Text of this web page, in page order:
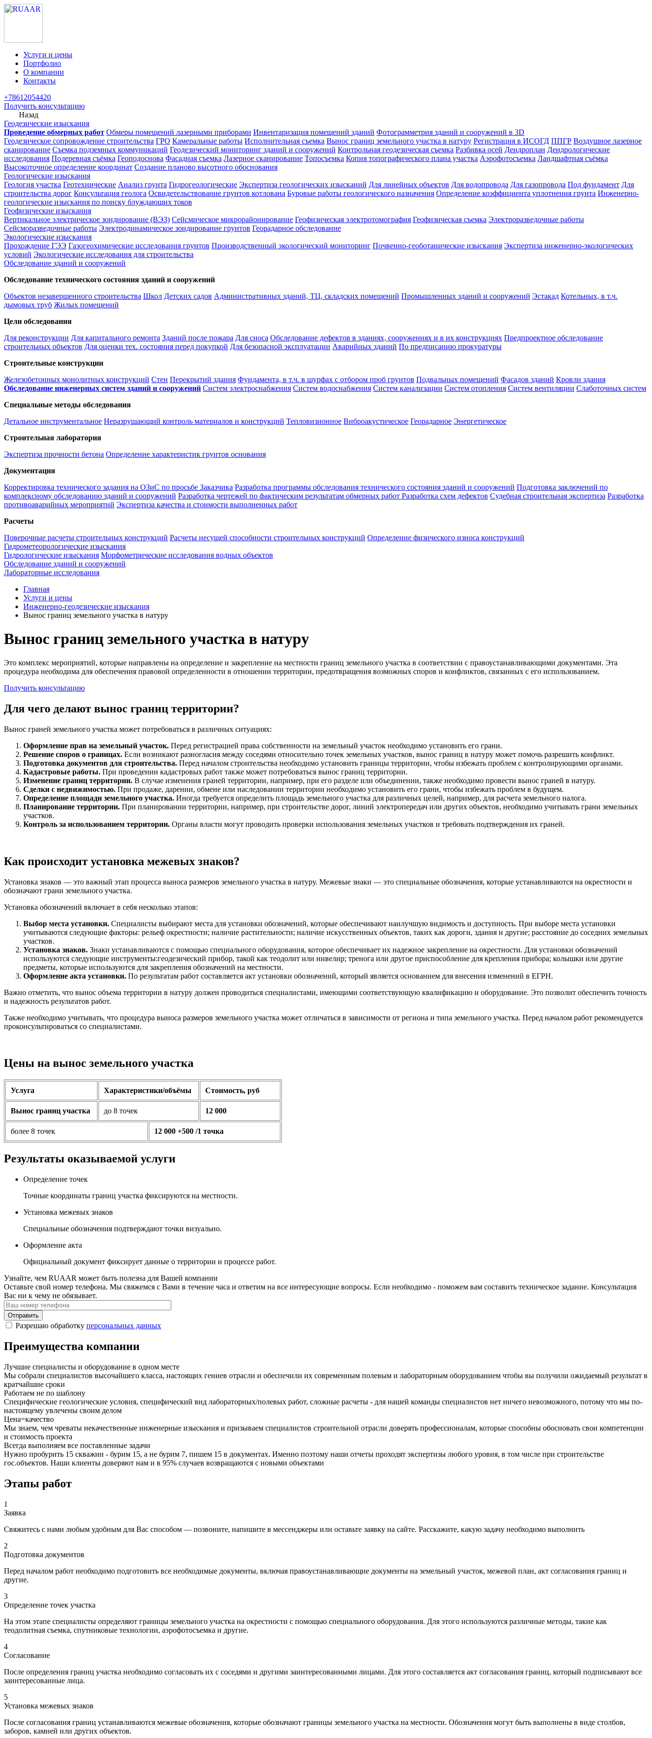
Услуги и цены
Портфолио
О компании
Контакты
+78612054420
Получить консультацию
Назад
Геодезические изыскания
Проведение обмерных работ Обмеры помещений лазерными приборами Инвентаризация помещений зданий Фотограмметрия зданий и сооружений в 3D
Геодезическое сопровождение строительства ГРО Камеральные работы Исполнительная съемка Вынос границ земельного участка в натуру Регистрация в ИСОГД ППГР Воздушное лазерное
сканирование Съемка подземных коммуникаций Геодезический мониторинг зданий и сооружений Контрольная геодезическая съемка Разбивка осей Дендроплан Дендрологические
исследования Подеревная съёмка Геоподоснова Фасадная съемка Лазерное сканирование Топосъемка Копия топографического плана участка Аэрофотосъемка Ландшафтная съёмка
Высокоточное определение координат Создание планово высотного обоснования
Геологические изыскания
Геология участка Геотехнические Анализ грунта Гидрогеологические Экспертиза геологических изысканий Для линейных объектов Для водопровода Для газопровода Под фундамент Для
строительства дорог Консультация геолога Освидетельствование грунтов котлована Буровые работы геологического назначения Определение коэффициента уплотнения грунта Инженерно-
геологические изыскания по поиску блуждающих токов
Геофизические изыскания
Вертикальное электрическое зондирование (ВЭЗ) Сейсмическое микрорайонирование Геофизическая электротомография Геофизическая съемка Электроразведочные работы
Сейсморазведочные работы Электродинамическое зондирование грунтов Георадарное обследование
Экологические изыскания
Прохождение ГЭЭ Газогеохимические исследования грунтов Производственный экологический мониторинг Почвенно-геоботанические изыскания Экспертиза инженерно-экологических
условий Экологические исследования для строительства
Обследование зданий и сооружений
Обследование технического состояния зданий и сооружений
Объектов незавершенного строительства Школ Детских садов Административных зданий, ТЦ, складских помещений Промышленных зданий и сооружений Эстакад Котельных, в т.ч.
дымовых труб Жилых помещений
Цели обследования
Для реконструкции Для капитального ремонта Зданий после пожара Для сноса Обследование дефектов в зданиях, сооружениях и в их конструкциях Предпроектное обследование
строительных объектов Для оценки тех. состояния перед покупкой Для безопасной эксплуатации Аварийных зданий По предписанию прокуратуры
Строительные конструкции
Железобетонных монолитных конструкций Стен Перекрытий здания Фундамента, в т.ч. в шурфах с отбором проб грунтов Подвальных помещений Фасадов зданий Кровли здания
Обследование инженерных систем зданий и сооружений Систем электроснабжения Систем водоснабжения Систем канализации Систем отопления Систем вентиляции Слаботочных систем
Специальные методы обследования
Детальное инструментальное Неразрушающий контроль материалов и конструкций Тепловизионное Виброакустическое Георадарное Энергетическое
Строительная лаборатория
Экспертиза прочности бетона Определение характеристик грунтов основания
Документация
Корректировка технического задания на ОЗиС по просьбе Заказчика Разработка программы обследования технического состояния зданий и сооружений Подготовка заключений по
комплексному обследованию зданий и сооружений Разработка чертежей по фактическим результатам обмерных работ Разработка схем дефектов Судебная строительная экспертиза Разработка
противоаварийных мероприятий Экспертиза качества и стоимости выполненных работ
Расчеты
Поверочные расчеты строительных конструкций Расчеты несущей способности строительных конструкций Определение физического износа конструкций
Гидрометеорологические изыскания
Гидрологические изыскания Морфометрические исследования водных объектов
Обследование зданий и сооружений
Лабораторные исследования
Главная
Услуги и цены
Инженерно-геодезические изыскания
Вынос границ земельного участка в натуру
Вынос границ земельного участка в натуру
Это комплекс мероприятий, которые направлены на определение и закрепление на местности границ земельного участка в соответствии с правоустанавливающими документами. Эта
процедура необходима для обеспечения правовой определенности в отношении территории, предотвращения возможных споров и конфликтов, связанных с его использованием.
Получить консультацию
Для чего делают вынос границ территории?
Вынос граней земельного участка может потребоваться в различных ситуациях:
Оформление прав на земельный участок. Перед регистрацией права собственности на земельный участок необходимо установить его грани.
Решение споров о границах. Если возникают разногласия между соседями относительно точек земельных участков, вынос границ в натуру может помочь разрешить конфликт.
Подготовка документов для строительства. Перед началом строительства необходимо установить границы территории, чтобы избежать проблем с контролирующими органами.
Кадастровые работы. При проведении кадастровых работ также может потребоваться вынос границ территории.
Изменение границ территории. В случае изменения граней территории, например, при его разделе или объединении, также необходимо провести вынос граней в натуру.
Сделки с недвижимостью. При продаже, дарении, обмене или наследовании территории необходимо установить его грани, чтобы избежать проблем в будущем.
Определение площади земельного участка. Иногда требуется определить площадь земельного участка для различных целей, например, для расчета земельного налога.
Планирование территории. При планировании территории, например, при строительстве дорог, линий электропередач или других объектов, необходимо учитывать грани земельных
участков.
Контроль за использованием территории. Органы власти могут проводить проверки использования земельных участков и требовать подтверждения их граней.
Как происходит установка межевых знаков?
Установка знаков — это важный этап процесса выноса размеров земельного участка в натуру. Межевые знаки — это специальные обозначения, которые устанавливаются на окрестности и
обозначают грани земельного участка.
Установка обозначений включает в себя несколько этапов:
Выбор места установки. Специалисты выбирают места для установки обозначений, которые обеспечивают наилучшую видимость и доступность. При выборе места установки
учитываются следующие факторы: рельеф окрестности; наличие растительности; наличие искусственных объектов, таких как дороги, здания и другие; расстояние до соседних земельных
участков.
Установка знаков. Знаки устанавливаются с помощью специального оборудования, которое обеспечивает их надежное закрепление на окрестности. Для установки обозначений
используются следующие инструменты:геодезический прибор, такой как теодолит или нивелир; тренога или другое приспособление для крепления прибора; колышки или другие
предметы, которые используются для закрепления обозначений на местности.
Оформление акта установки. По результатам работ составляется акт установки обозначений, который является основанием для внесения изменений в ЕГРН.
Важно отметить, что вынос объема территории в натуру должен проводиться специалистами, имеющими соответствующую квалификацию и оборудование. Это позволит обеспечить точность
и надежность результатов работ.
Также необходимо учитывать, что процедура выноса размеров земельного участка может отличаться в зависимости от региона и типа земельного участка. Перед началом работ рекомендуется
проконсультироваться со специалистами.
Цены на вынос земельного участка
Услуга Характеристики/объёмы Стоимость, руб
Вынос границ участка до 8 точек 12 000
более 8 точек 12 000 +500 /1 точка
Результаты оказываемой услуги
Определение точек
Точные координаты границ участка фиксируются на местности.
Установка межевых знаков
Специальные обозначения подтверждают точки визуально.
Оформление акта
Официальный документ фиксирует данные о территории и процессе работ.
Узнайте, чем RUAAR может быть полезна для Вашей компании
Оставьте свой номер телефона. Мы свяжемся с Вами в течение часа и ответим на все интересующие вопросы. Если необходимо - поможем вам составить техническое задание. Консультация
Вас ни к чему не обязывает.
Отправить
Разрешаю обработку персональных данных
Преимущества компании
Лучшие специалисты и оборудование в одном месте
Мы собрали специалистов высочайшего класса, настоящих гениев отрасли и обеспечили их современным полевым и лабораторным оборудованием чтобы вы получили ожидаемый результат в
кратчайшие сроки
Работаем не по шаблону
Специфические геологические условия, специфический вид лабораторных/полевых работ, сложные расчеты - для нашей команды специалистов нет ничего невозможного, потому что мы по-
настоящему увлечены своим делом
Цена=качество
Мы знаем, чем чреваты некачественные инженерные изыскания и призываем специалистов строительной отрасли доверять профессионалам, которые способны обосновать свои компетенции
и стоимость проекта
Всегда выполняем все поставленные задачи
Нужно пробурить 15 скважин - бурим 15, а не бурим 7, пишем 15 в документах. Именно поэтому наши отчеты проходят экспертизы любого уровня, в том числе при строительстве
гос.объектов. Наши клиенты доверяют нам и в 95% случаев возвращаются с новыми объектами
Этапы работ
1
Заявка
Свяжитесь с нами любым удобным для Вас способом — позвоните, напишите в мессенджеры или оставьте заявку на сайте. Расскажите, какую задачу необходимо выполнить
2
Подготовка документов
Перед началом работ необходимо подготовить все необходимые документы, включая правоустанавливающие документы на земельный участок, межевой план, акт согласования границ и
другие.
3
Определение точек участка
На этом этапе специалисты определяют границы земельного участка на окрестности с помощью специального оборудования. Для этого используются различные методы, такие как
теодолитная съемка, спутниковые технологии, аэрофотосъемка и другие.
4
Согласование
После определения границ участка необходимо согласовать их с соседями и другими заинтересованными лицами. Для этого составляется акт согласования границ, который подписывают все
заинтересованные лица.
5
Установка межевых знаков
После согласования границ устанавливаются межевые обозначения, которые обозначают границы земельного участка на местности. Обозначения могут быть выполнены в виде столбов,
заборов, камней или других объектов.